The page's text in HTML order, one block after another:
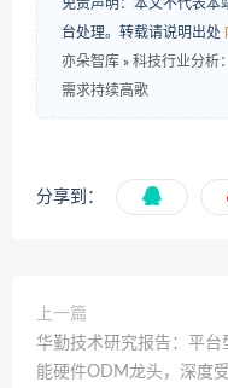
免责声明：本文不代表本
台处理。转载请说明出处
亦朵智库 » 科技行业分析
需求持续高歌
分享到：
上一篇
华勤技术研究报告：平台
能硬件ODM龙头，深度